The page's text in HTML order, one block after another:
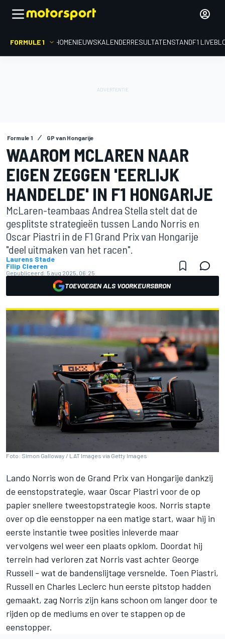
FORMULE 1 HOMENIEUWSKALENDERRESULTATENSTANDF1
Formule 1 GP van Hongarije
WAAROM MCLAREN NAAR
EIGEN ZEGGEN 'EERLIJK
HANDELDE' IN F1 HONGARIJE
McLaren-teambaas Andrea Stella stelt dat de
gesplitste strategieën tussen Lando Norris en
Oscar Piastri in de F1 Grand Prix van Hongarije
"deel uitmaken van het racen".
Laurens Stade
Filip Cleeren
Gepubliceerd: 5 aug 2025, 06:25
TOEVOEGEN ALS VOORKEURSBRON
Foto: Simon Galloway / LAT Images via Getty Images
Lando Norris won de Grand Prix van Hongarije dankzij
de eenstopstrategie, waar Oscar Piastri voor de op
papier snellere tweestopstrategie koos. Norris stapte
over op die eenstopper na een matige start, waar hij in
eerste instantie twee posities inleverde maar
vervolgens wel weer een plaats opklom. Doordat hij
terrein had verloren zat Norris vast achter George
Russell - wat de bandenslijtage versnelde. Toen Piastri,
Russell en Charles Leclerc hun eerste pitstop hadden
gemaakt, zag Norris zijn kans schoon om langer door te
rijden op de mediums en over te stappen op de
eenstopper.